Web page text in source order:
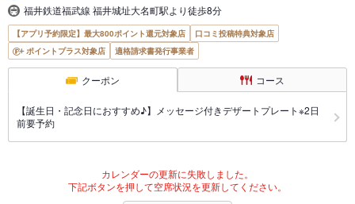
福井鉄道福武線 福井城址大名町駅より徒歩8分
【アプリ予約限定】最大800ポイント還元対象店
口コミ投稿特典対象店
ポイントプラス対象店
適格請求書発行事業者
クーポン コース
【誕生日・記念日におすすめ♪】メッセージ付きデザートプレート※2日
前要予約
カレンダーの更新に失敗しました。
下記ボタンを押して空席状況を更新してください。